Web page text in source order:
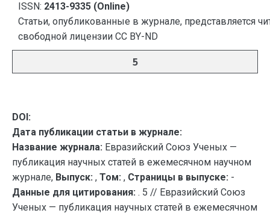
ISSN: 2413-9335 (Online)
Статьи, опубликованные в журнале, представляется
свободной лицензии CC BY-ND
5
DOI:
Дата публикации статьи в журнале:
Название журнала: Евразийский Союз Ученых —
публикация научных статей в ежемесячном научном
журнале, Выпуск: , Том: , Страницы в выпуске: -
Данные для цитирования: . 5 // Евразийский Союз
Ученых — публикация научных статей в ежемесячном